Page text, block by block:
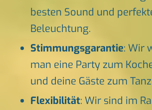
besten Sound und
Beleuchtung.
Stimmungsgarantie: Wir
man eine Party zum
und deine Gäste zum
Flexibilität: Wir sind im